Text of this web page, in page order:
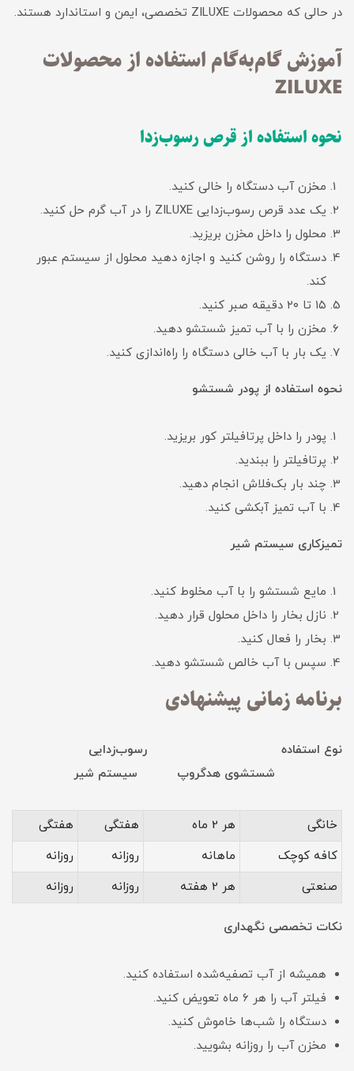
در حالی که محصولات ZILUXE تخصصی، ایمن و استاندارد هستند.
آموزش گام‌به‌گام استفاده از محصولات
ZILUXE
نحوه استفاده از قرص رسوب‌زدا
مخزن آب دستگاه را خالی کنید.
یک عدد قرص رسوب‌زدایی ZILUXE را در آب گرم حل کنید.
محلول را داخل مخزن بریزید.
دستگاه را روشن کنید و اجازه دهید محلول از سیستم عبور
کند.
۱۵ تا ۲۰ دقیقه صبر کنید.
مخزن را با آب تمیز شستشو دهید.
یک بار با آب خالی دستگاه را راه‌اندازی کنید.
نحوه استفاده از پودر شستشو
پودر را داخل پرتافیلتر کور بریزید.
پرتافیلتر را ببندید.
چند بار بک‌فلاش انجام دهید.
با آب تمیز آبکشی کنید.
تمیزکاری سیستم شیر
مایع شستشو را با آب مخلوط کنید.
نازل بخار را داخل محلول قرار دهید.
بخار را فعال کنید.
سپس با آب خالص شستشو دهید.
برنامه زمانی پیشنهادی
نوع استفاده رسوب‌زدایی
شستشوی هدگروپ سیستم شیر
خانگی هر 2 ماه هفتگی
هفتگی
کافه کوچک
ماهانه روزانه
روزانه
صنعتی
هر 2 هفته روزانه روزانه
نکات تخصصی نگهداری
همیشه از آب تصفیه‌شده استفاده کنید.
فیلتر آب را هر ۶ ماه تعویض کنید.
دستگاه را شب‌ها خاموش کنید.
مخزن آب را روزانه بشویید.